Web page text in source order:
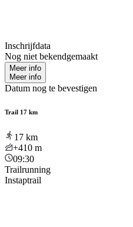
Inschrijfdata
Nog niet bekendgemaakt
Meer info
Meer info
Datum nog te bevestigen
Trail 17 km
17 km
+410 m
09:30
Trailrunning
Instaptrail